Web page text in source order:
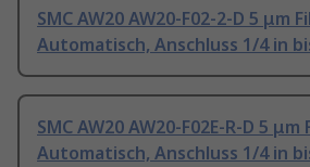
SMC AW20 AW20-F02-2-D 5 μm
Automatisch, Anschluss 1/4 in
SMC AW20 AW20-F02E-R-D 5
Automatisch, Anschluss 1/4 in